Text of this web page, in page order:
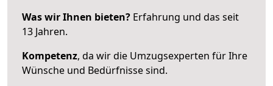
Was wir Ihnen bieten? Erfahrung und das seit
13 Jahren.
Kompetenz, da wir die Umzugsexperten für Ihre
Wünsche und Bedürfnisse sind.